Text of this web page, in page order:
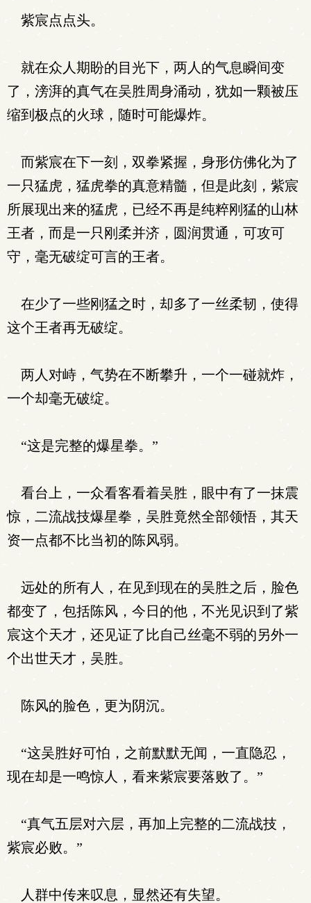
紫宸点点头。
就在众人期盼的目光下，两人的气息瞬间变
了，滂湃的真气在吴胜周身涌动，犹如一颗被压
缩到极点的火球，随时可能爆炸。
而紫宸在下一刻，双拳紧握，身形仿佛化为了
一只猛虎，猛虎拳的真意精髓，但是此刻，紫宸
所展现出来的猛虎，已经不再是纯粹刚猛的山林
王者，而是一只刚柔并济，圆润贯通，可攻可
守，毫无破绽可言的王者。
在少了一些刚猛之时，却多了一丝柔韧，使得
这个王者再无破绽。
两人对峙，气势在不断攀升，一个一碰就炸，
一个却毫无破绽。
“这是完整的爆星拳。”
看台上，一众看客看着吴胜，眼中有了一抹震
惊，二流战技爆星拳，吴胜竟然全部领悟，其天
资一点都不比当初的陈风弱。
远处的所有人，在见到现在的吴胜之后，脸色
都变了，包括陈风，今日的他，不光见识到了紫
宸这个天才，还见证了比自己丝毫不弱的另外一
个出世天才，吴胜。
陈风的脸色，更为阴沉。
“这吴胜好可怕，之前默默无闻，一直隐忍，
现在却是一鸣惊人，看来紫宸要落败了。”
“真气五层对六层，再加上完整的二流战技，
紫宸必败。”
人群中传来叹息，显然还有失望。